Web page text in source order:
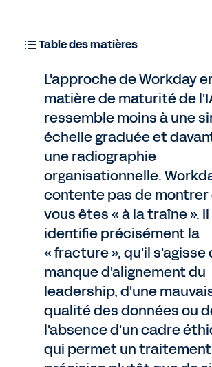
Table des matières
L'approche de Workday
matière de maturité de
ressemble moins à une
échelle graduée et
une radiographie
organisationnelle.
contente pas de montrer
vous êtes « à la traîne ». Il
identifie précisément la
« fracture », qu'il s'agisse
manque d'alignement du
leadership, d'une
qualité des données ou
l'absence d'un cadre
qui permet un